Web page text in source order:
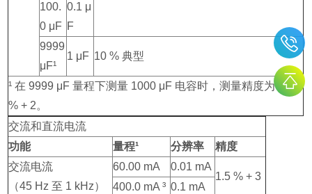
100.
0 μF
0.1 μ
F
9999
μF¹
1 μF 10 % 典型
¹ 在 9999 μF 量程下测量 1000 μF 电容时，测量精度为 1.2
% + 2。
交流和直流电流
功能
量程¹ 分辨率
精度
交流电流
（45 Hz 至 1 kHz）
60.00 mA
0.01 mA
1.5 % + 3
400.0 mA ³ 0.1 mA